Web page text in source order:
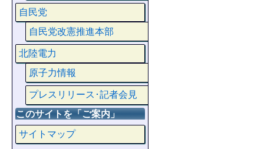
自民党
自民党改憲推進本部
北陸電力
原子力情報
プレスリリース･記者会見
このサイトを「ご案内」
サイトマップ